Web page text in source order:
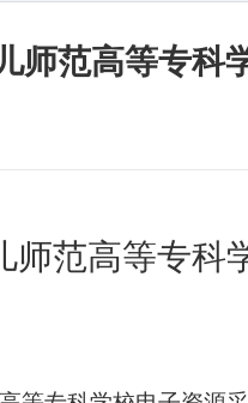
师范高等专科
师范高等专科